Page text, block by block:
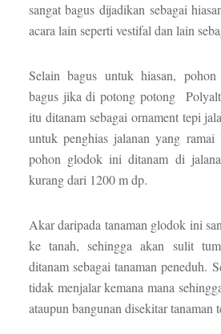
sangat bagus dijadikan sebagai
acara lain seperti vestifal dan lain
Selain bagus untuk hiasan,
bagus jika di potong potong
itu ditanam sebagai ornament tepi
untuk penghias jalanan yang ramai
pohon glodok ini ditanam di
kurang dari 1200 m dp.
Akar daripada tanaman glodok ini
ke tanah, sehingga akan sulit
ditanam sebagai tanaman peneduh.
tidak menjalar kemana mana
ataupun bangunan disekitar tanaman